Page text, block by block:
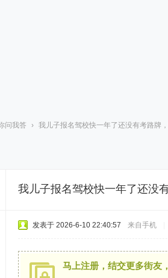
问我答 › 我儿子报名驾校快一年了还没有考路牌
我儿子报名驾校快一年了还没
发表于 2026-6-10 22:40:57 来自手机
马上注册，结交更多街友